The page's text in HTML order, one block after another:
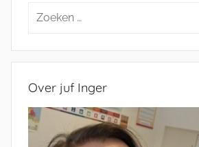
Zoeken
Over juf Inger